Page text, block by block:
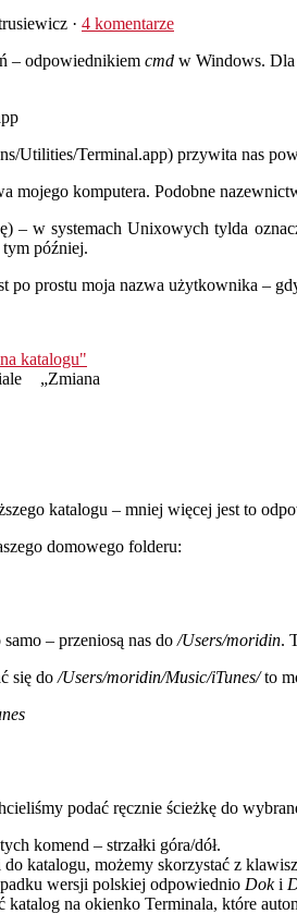
· 4 komentarze
– odpowiednikiem cmd w Windows. Dla
Utilities/Terminal.app) przywita nas
mojego komputera. Podobne
– w systemach Unixowych tylda
później.
po prostu moja nazwa użytkownika –
„Zmiana
katalogu – mniej więcej jest to
domowego folderu:
– przeniosą nas do /Users/moridin.
się do /Users/moridin/Music/iTunes/to
podać ręcznie ścieżkę do
komend – strzałki góra/dół.
katalogu, możemy skorzystać z
wersji polskiej odpowiednio Doki
katalog na okienko Terminala, które